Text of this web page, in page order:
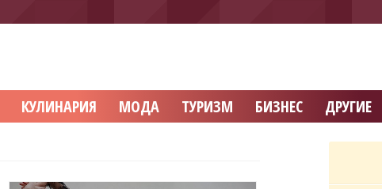
КУЛИНАРИЯ МОДА ТУРИЗМ БИЗНЕС ДРУГИЕ